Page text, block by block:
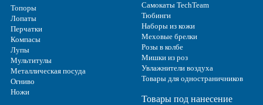
Топоры
Лопаты
Перчатки
Компасы
Лупы
Мультитулы
Металлическая посуда
Огниво
Ножи
Самокаты TechTeam
Тюбинги
Наборы из кожи
Меховые брелки
Розы в колбе
Мишки из роз
Увлажнители воздуха
Товары для одностраничников
Товары под нанесение